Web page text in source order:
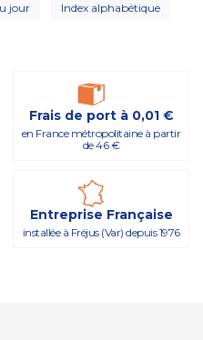
jour Index alphabétique
Frais de port à 0,01 €
en France métropolitaine à partir
de 46 €
Entreprise Française
installée à Fréjus (Var) depuis 1976